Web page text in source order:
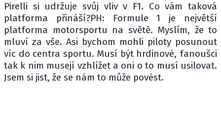
Pirelli si udržuje svůj vliv v F1. Co vám taková
platforma přináší?PH: Formule 1 je největší
platforma motorsportu na světě. Myslím, že to
mluví za vše. Asi bychom mohli piloty posunout
víc do centra sportu. Musí být hrdinové, fanoušci
tak k nim musejí vzhlížet a oni o to musí usilovat.
Jsem si jist, že se nám to může povést.